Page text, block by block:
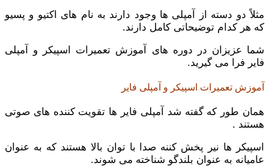
مثلاً دو دسته از آمپلی ها وجود دارند به نام های اکتیو و پسیو
که هر کدام توضیحاتی کامل دارند.
شما عزیزان در دوره های آموزش تعمیرات اسپیکر و آمپلی
فایر فرا می گیرید.
آموزش تعمیرات اسپیکر و آمپلی فایر
همان طور که گفته شد آمپلی فایر ها تقویت کننده های صوتی
هستند .
اسپیکر ها نیر پخش کننه صدا با توان بالا هستند که به عنوان
عامیانه به عنوان بلندگو شناخته می شوند.